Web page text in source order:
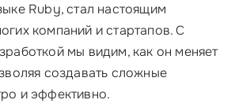
Ruby, стал настоящим
компаний и стартапов. С
мы видим, как он меняет
создавать сложные
и эффективно.